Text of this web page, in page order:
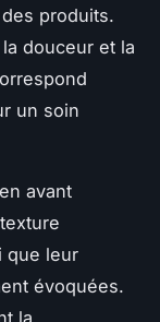
produits.
douceur et la
un soin
avant
que leur
évoquées.
la